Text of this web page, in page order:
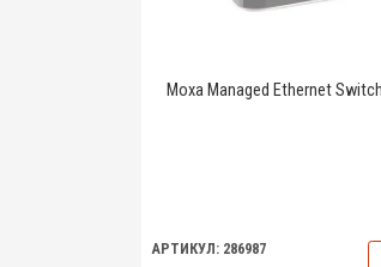
Moxa Managed Ethernet
АРТИКУЛ: 286987